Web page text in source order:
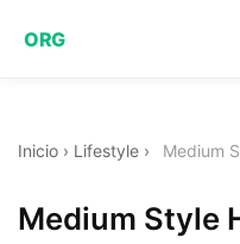
ORG
Inicio › Lifestyle › Medium
Medium Style